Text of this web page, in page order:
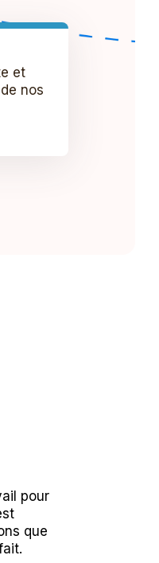
et
nos
pour
que